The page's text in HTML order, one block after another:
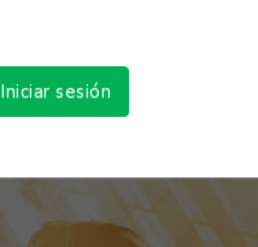
Iniciar sesión